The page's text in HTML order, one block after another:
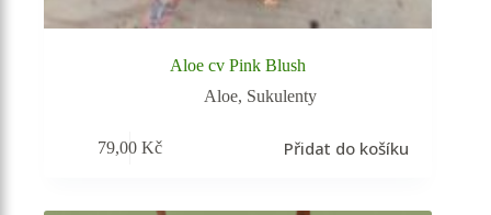
Aloe cv Pink Blush
Aloe, Sukulenty
79,00Kč Přidat do košíku